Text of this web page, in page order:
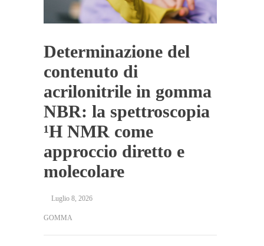
Determinazione del
contenuto di
acrilonitrile in gomma
NBR: la spettroscopia
¹H NMR come
approccio diretto e
molecolare
Luglio 8, 2026
GOMMA